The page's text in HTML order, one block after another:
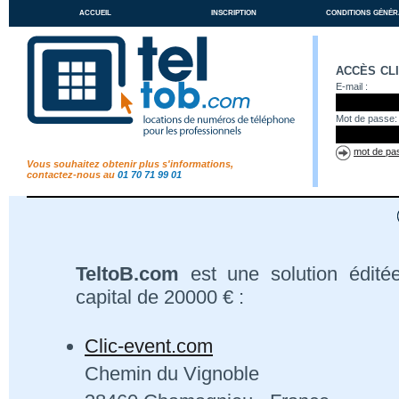
accueil inscription conditions
Vous souhaitez obtenir plus s'informations,
contactez-nous au 01 70 71 99 01
accès
E-mail :
Mot de passe:
mot de
TeltoB.com est une solution
capital de 20000 € :
Clic-event.com
Chemin du Vignoble